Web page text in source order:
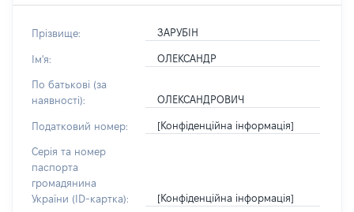
Прізвище: ЗАРУБІН
Ім'я: ОЛЕКСАНДР
По батькові (за
наявності):
ОЛЕКСАНДРОВИЧ
Податковий номер: [Конфіденційна інформація]
Серія та номер
паспорта
громадянина
України (ID-картка):
[Конфіденційна інформація]